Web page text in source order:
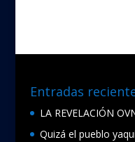
Entradas
LA REVELACIÓN
Quizá el pueblo